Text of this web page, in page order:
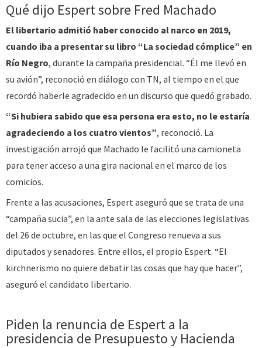
Qué dijo Espert sobre Fred Machado
El libertario admitió haber conocido al narco en 2019,
cuando iba a presentar su libro “La sociedad cómplice” en
Río Negro, durante la campaña presidencial. “Él me llevó en
su avión”, reconoció en diálogo con TN, al tiempo en el que
recordó haberle agradecido en un discurso que quedó grabado.
“Si hubiera sabido que esa persona era esto, no le estaría
agradeciendo a los cuatro vientos”, reconoció. La
investigación arrojó que Machado le facilitó una camioneta
para tener acceso a una gira nacional en el marco de los
comicios.
Frente a las acusaciones, Espert aseguró que se trata de una
“campaña sucia”, en la ante sala de las elecciones legislativas
del 26 de octubre, en las que el Congreso renueva a sus
diputados y senadores. Entre ellos, el propio Espert. “El
kirchnerismo no quiere debatir las cosas que hay que hacer”,
aseguró el candidato libertario.
Piden la renuncia de Espert a la
presidencia de Presupuesto y Hacienda